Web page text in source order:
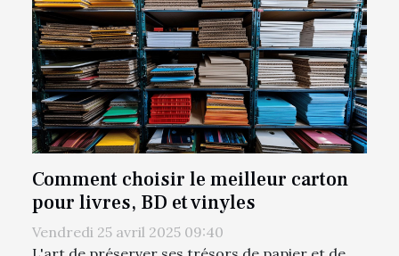
Comment choisir le meilleur carton
pour livres, BD et vinyles
Vendredi 25 avril 2025 09:40